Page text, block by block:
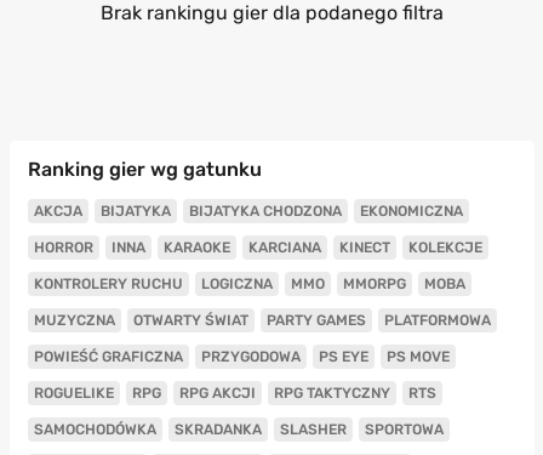
Brak rankingu gier dla podanego filtra
Ranking gier wg gatunku
AKCJA BIJATYKA BIJATYKA CHODZONA EKONOMICZNA
HORROR INNA KARAOKE KARCIANA KINECT KOLEKCJE
KONTROLERY RUCHU LOGICZNA MMO MMORPG MOBA
MUZYCZNA OTWARTY ŚWIAT PARTY GAMES PLATFORMOWA
POWIEŚĆ GRAFICZNA PRZYGODOWA PS EYE PS MOVE
ROGUELIKE RPG RPG AKCJI RPG TAKTYCZNY RTS
SAMOCHODÓWKA SKRADANKA SLASHER SPORTOWA